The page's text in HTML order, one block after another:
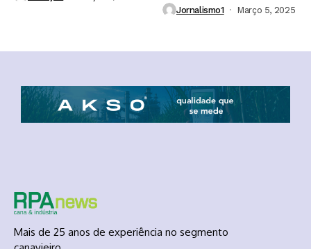
Jornalismo1 Março 5, 2025
Mais de 25 anos de experiência no segmento